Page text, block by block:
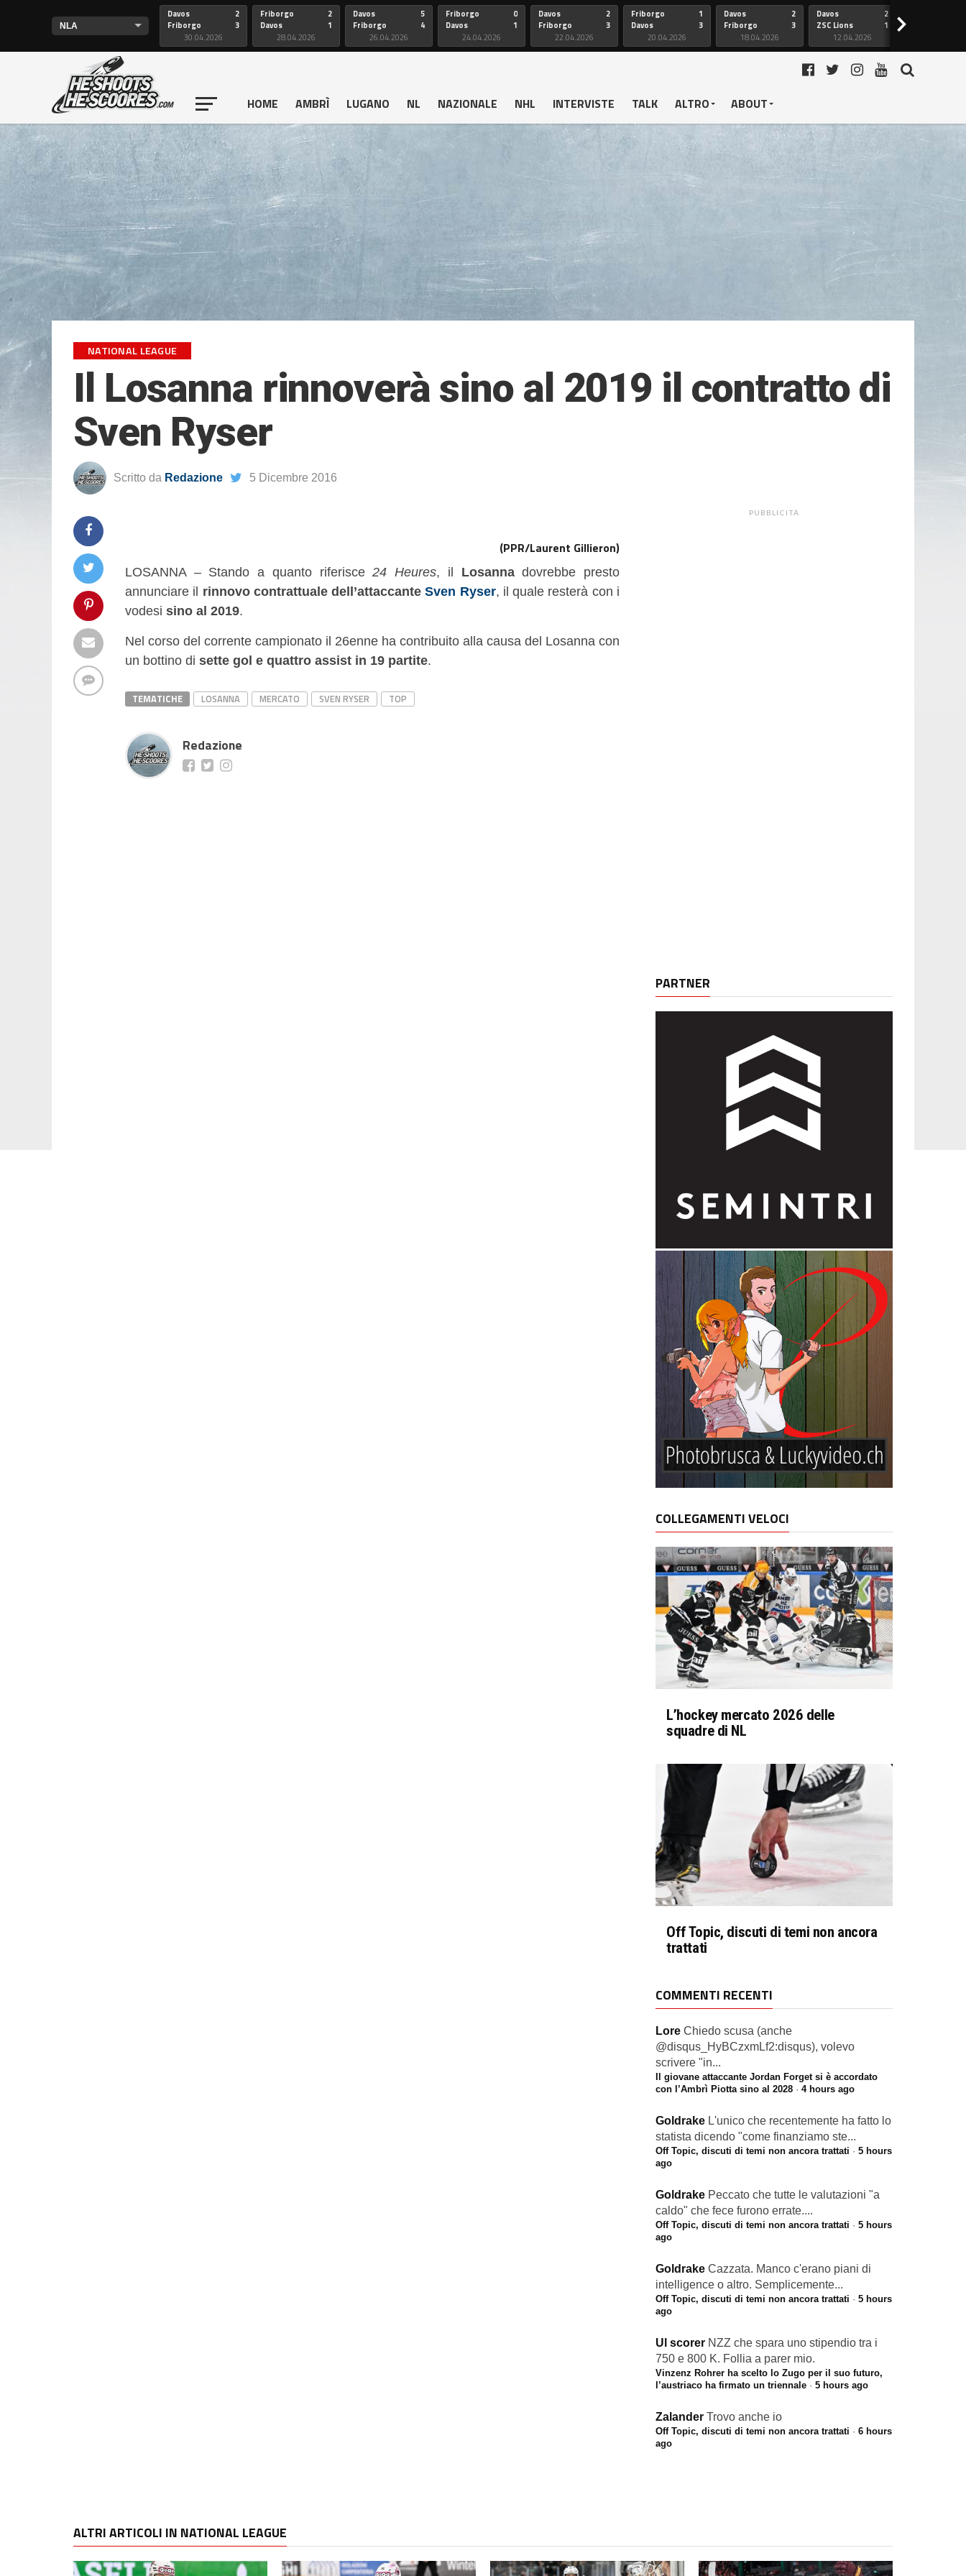
Davos
Friborgo
2
3
30.04.2026
Friborgo
Davos
2
1
28.04.2026
Davos
Friborgo
5
4
26.04.2026
Friborgo
Davos
0
1
24.04.2026
Davos
Friborgo
2
3
22.04.2026
Friborgo
Davos
1
3
20.04.2026
Davos
Friborgo
2
3
18.04.2026
Davos
ZSC Lions
2
1
12.04.2026
>
HOME AMBRÌ LUGANO NL NAZIONALE NHL INTERVISTE TALK ALTRO ABOUT
NATIONAL LEAGUE
Il Losanna rinnoverà sino al 2019 il contratto di
Sven Ryser
Scritto da Redazione 5 Dicembre 2016
(PPR/Laurent Gillieron)
LOSANNA – Stando a quanto riferisce24 Heures, il Losannadovrebbe presto
annunciare il rinnovo contrattuale dell’attaccanteSven Ryser, il quale resterà con i
vodesi sino al 2019.
Nel corso del corrente campionato il 26enne ha contribuito alla causa del Losanna con
un bottino di sette gol e quattro assist in 19 partite.
TEMATICHE LOSANNA MERCATO SVEN RYSER TOP
Redazione
PUBBLICITÀ
PARTNER
COLLEGAMENTI VELOCI
L’hockey mercato 2026 delle
squadre di NL
Off Topic, discuti di temi non ancora
trattati
COMMENTI RECENTI
Lore Chiedo scusa (anche
@disqus_HyBCzxmLf2:disqus), volevo
scrivere "in...
Il giovane attaccante Jordan Forget si è accordato
con l’Ambrì Piotta sino al 2028 · 4 hours ago
Goldrake L'unico che recentemente ha fatto lo
statista dicendo "come finanziamo ste...
Off Topic, discuti di temi non ancora trattati · 5 hours
ago
Goldrake Peccato che tutte le valutazioni "a
caldo" che fece furono errate....
Off Topic, discuti di temi non ancora trattati · 5 hours
ago
Goldrake Cazzata. Manco c'erano piani di
intelligence o altro. Semplicemente...
Off Topic, discuti di temi non ancora trattati · 5 hours
ago
Ul scorer NZZ che spara uno stipendio tra i
750 e 800 K. Follia a parer mio.
Vinzenz Rohrer ha scelto lo Zugo per il suo futuro,
l’austriaco ha firmato un triennale · 5 hours ago
Zalander Trovo anche io
Off Topic, discuti di temi non ancora trattati · 6 hours
ago
ALTRI ARTICOLI IN NATIONAL LEAGUE